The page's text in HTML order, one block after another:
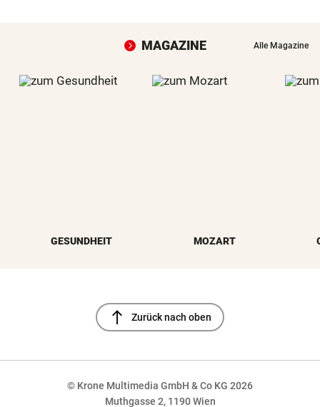
MAGAZINE Alle Magazine
GESUNDHEIT MOZART
north Zurück nach oben
© Krone Multimedia GmbH & Co KG 2026
Muthgasse 2, 1190 Wien